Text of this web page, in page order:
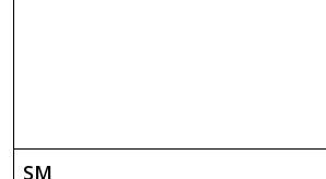
SM